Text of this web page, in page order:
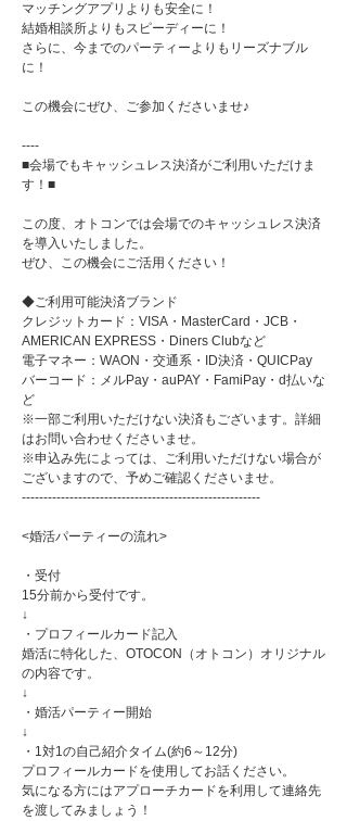
マッチングアプリよりも安全に！
結婚相談所よりもスピーディーに！
さらに、今までのパーティーよりもリーズナブル
に！
この機会にぜひ、ご参加くださいませ♪
----
■会場でもキャッシュレス決済がご利用いただけま
す！■
この度、オトコンでは会場でのキャッシュレス決済
を導入いたしました。
ぜひ、この機会にご活用ください！
◆ご利用可能決済ブランド
クレジットカード：VISA・MasterCard・JCB・
AMERICAN EXPRESS・Diners Clubなど
電子マネー：WAON・交通系・ID決済・QUICPay
バーコード：メルPay・auPAY・FamiPay・d払いな
ど
※一部ご利用いただけない決済もございます。詳細
はお問い合わせくださいませ。
※申込み先によっては、ご利用いただけない場合が
ございますので、予めご確認くださいませ。
-------------------------------------------------------
<婚活パーティーの流れ>
・受付
15分前から受付です。
↓
・プロフィールカード記入
婚活に特化した、OTOCON（オトコン）オリジナル
の内容です。
↓
・婚活パーティー開始
↓
・1対1の自己紹介タイム(約6～12分)
プロフィールカードを使用してお話ください。
気になる方にはアプローチカードを利用して連絡先
を渡してみましょう！